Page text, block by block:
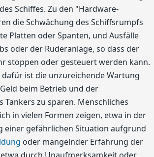
Schiffes. Zu den "Hardware-
die Schwächung des Schiffsrumpfs
Platten oder Spanten, und Ausfälle
oder der Ruderanlage, so dass der
stoppen oder gesteuert werden kann.
dafür ist die unzureichende Wartung
beim Betrieb und der
Tankers zu sparen. Menschliches
in vielen Formen zeigen, etwa in der
einer gefährlichen Situation aufgrund
oder mangelnder Erfahrung der